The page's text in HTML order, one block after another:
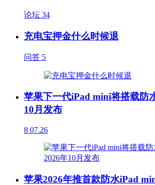
论坛 34
充电宝押金什么时候退
问答 5
苹果下一代iPad mini将搭载防
10月发布
8 07.26
苹果2026年推首款防水iPad